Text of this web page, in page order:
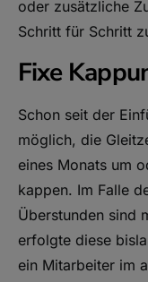
oder zusätzliche
Schritt für Schritt
Fixe
Schon seit der
möglich, die
eines Monats um
kappen. Im Falle
Überstunden sind
erfolgte diese
ein Mitarbeiter im